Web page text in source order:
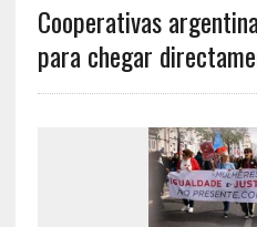
Cooperativas
para chegar